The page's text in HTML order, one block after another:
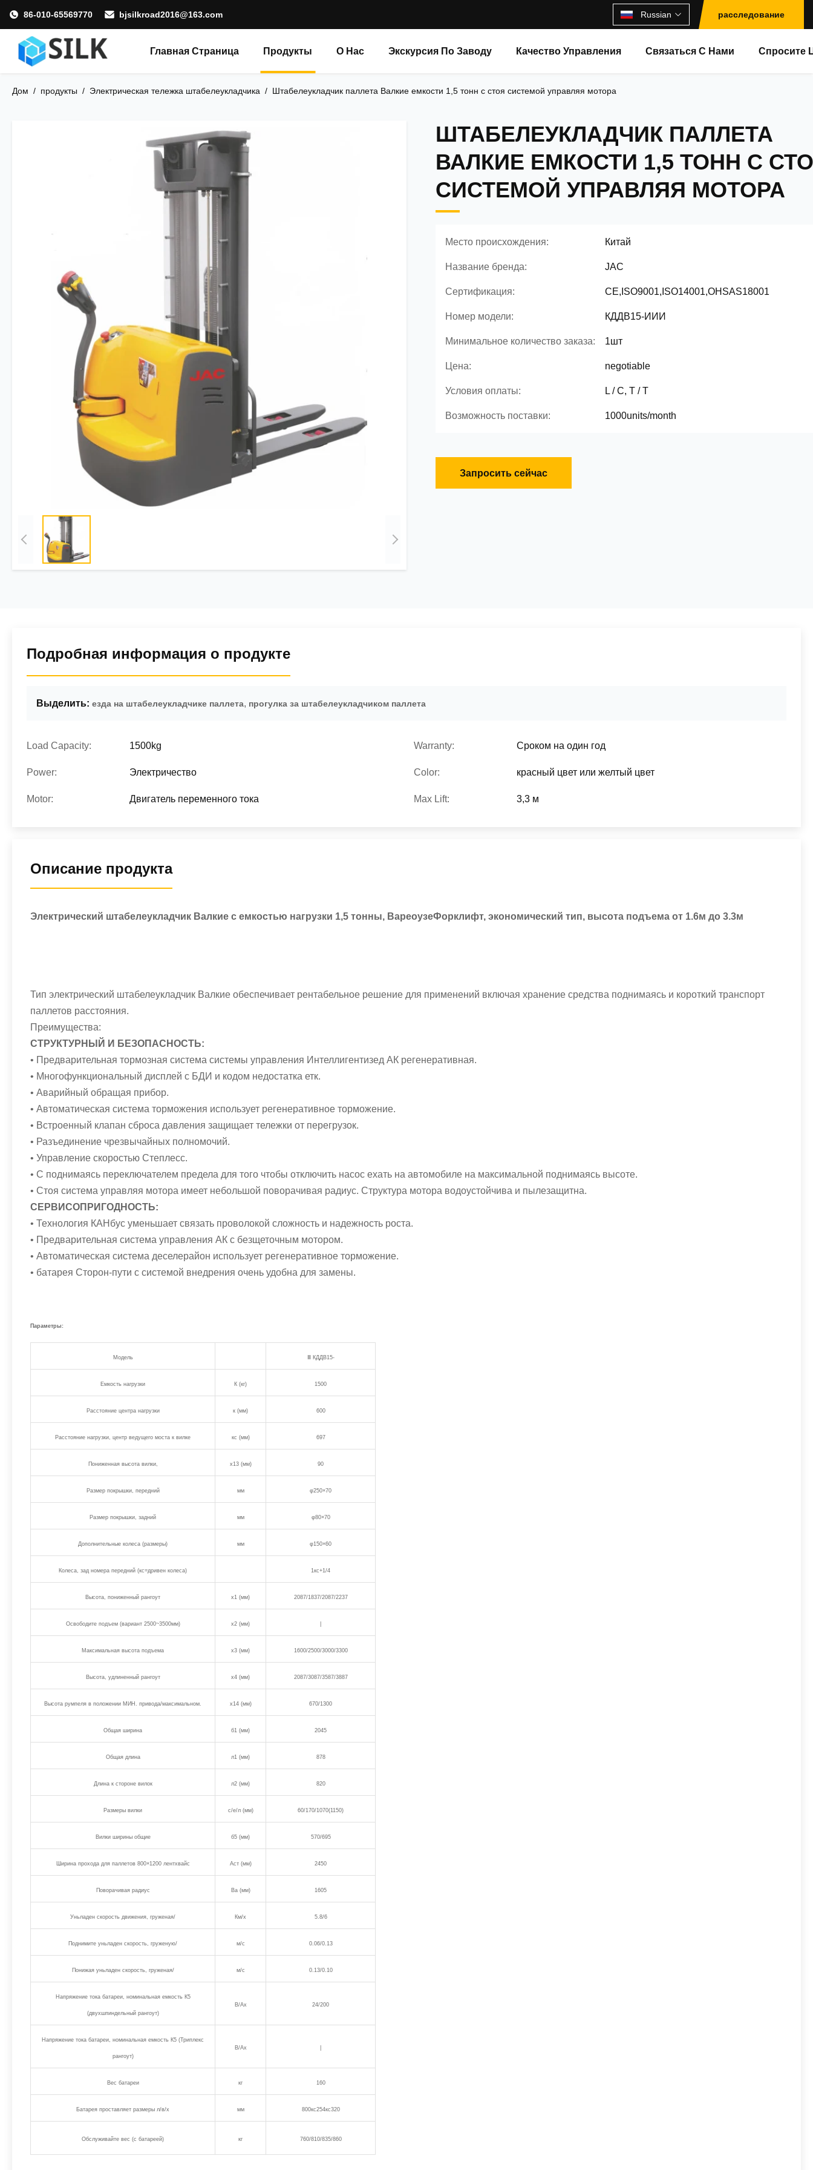
86-010-65569770 bjsilkroad2016@163.com Russian расследование
Главная Страница Продукты О Нас Экскурсия По Заводу Качество Управления Связаться С Нами Спросите
Дом / продукты / Электрическая тележка штабелеукладчика / Штабелеукладчик паллета Валкие емкости 1,5 тонн с стоя системой управляя мотора
ШТАБЕЛЕУКЛАДЧИК ПАЛЛЕТА
ВАЛКИЕ ЕМКОСТИ 1,5 ТОНН С
СИСТЕМОЙ УПРАВЛЯЯ МОТОРА
Место происхождения: Китай
Название бренда: JAC
Сертификация: CE,ISO9001,ISO14001,OHSAS18001
Номер модели: КДДВ15-ИИИ
Минимальное количество заказа: 1шт
Цена: negotiable
Условия оплаты: L / C, T / T
Возможность поставки: 1000units/month
Запросить сейчас
Подробная информация о продукте
Выделить: езда на штабелеукладчике паллета, прогулка за штабелеукладчиком паллета
Load Capacity: 1500kg Warranty: Сроком на один год
Power: Электричество Color: красный цвет или желтый цвет
Motor: Двигатель переменного тока Max Lift: 3,3 м
Описание продукта
Электрический штабелеукладчик Валкие с емкостью нагрузки 1,5 тонны, ВареоузеФорклифт, экономический тип, высота подъема от 1.6м до 3.3м
Тип электрический штабелеукладчик Валкие обеспечивает рентабельное решение для применений включая хранение средства поднимаясь и короткий транспорт
паллетов расстояния.
Преимущества:
СТРУКТУРНЫЙ И БЕЗОПАСНОСТЬ:
• Предварительная тормозная система системы управления Интеллигентизед АК регенеративная.
• Многофункциональный дисплей с БДИ и кодом недостатка етк.
• Аварийный обращая прибор.
• Автоматическая система торможения использует регенеративное торможение.
• Встроенный клапан сброса давления защищает тележки от перегрузок.
• Разъединение чрезвычайных полномочий.
• Управление скоростью Степлесс.
• С поднимаясь переключателем предела для того чтобы отключить насос ехать на автомобиле на максимальной поднимаясь высоте.
• Стоя система управляя мотора имеет небольшой поворачивая радиус. Структура мотора водоустойчива и пылезащитна.
СЕРВИСОПРИГОДНОСТЬ:
• Технология КАНбус уменьшает связать проволокой сложность и надежность роста.
• Предварительная система управления АК с безщеточным мотором.
• Автоматическая система деселерайон использует регенеративное торможение.
• батарея Сторон-пути с системой внедрения очень удобна для замены.
Параметры:
Модель Ⅲ КДДВ15-
Емкость нагрузки К (кг) 1500
Расстояние центра нагрузки к (мм) 600
Расстояние нагрузки, центр ведущего моста к вилке кс (мм) 697
Пониженная высота вилки, х13 (мм) 90
Размер покрышки, передний мм φ250×70
Размер покрышки, задний мм φ80×70
Дополнительные колеса (размеры) мм φ150×60
Колеса, зад номера передний (кс=дривен колеса) 1кс+1/4
Высота, пониженный рангоут х1 (мм) 2087/1837/2087/2237
Освободите подъем (вариант 2500~3500мм) х2 (мм)
Максимальная высота подъема х3 (мм) 1600/2500/3000/3300
Высота, удлиненный рангоут х4 (мм) 2087/3087/3587/3887
Высота румпеля в положении МИН. привода/максимальном. х14 (мм) 670/1300
Общая ширина б1 (мм) 2045
Общая длина л1 (мм) 878
Длина к стороне вилок л2 (мм) 820
Размеры вилки с/е/л (мм) 60/170/1070(1150)
Вилки ширины общие б5 (мм) 570/695
Ширина прохода для паллетов 800×1200 лентхвайс Аст (мм) 2450
Поворачивая радиус Ва (мм) 1605
Уньладен скорость движения, груженая/ Км/х 5.8/6
Поднимите уньладен скорость, груженую/ м/с 0.06/0.13
Понижая уньладен скорость, груженая/ м/с 0.13/0.10
Напряжение тока батареи, номинальная емкость К5
(двухшпиндельный рангоут)
В/Ах 24/200
Напряжение тока батареи, номинальная емкость К5 (Триплекс
рангоут)
В/Ах
Вес батареи кг 160
Батарея проставляет размеры л/в/х мм 800кс254кс320
Обслуживайте вес (с батареей) кг 760/810/835/860